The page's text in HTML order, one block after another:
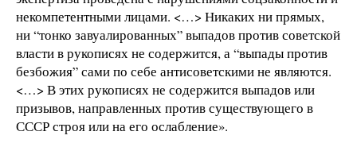
некомпетентными лицами. <…> Никаких ни прямых,
ни “тонко завуалированных” выпадов против советской
власти в рукописях не содержится, а “выпады против
безбожия” сами по себе антисоветскими не являются.
<…> В этих рукописях не содержится выпадов или
призывов, направленных против существующего в
СССР строя или на его ослабление».